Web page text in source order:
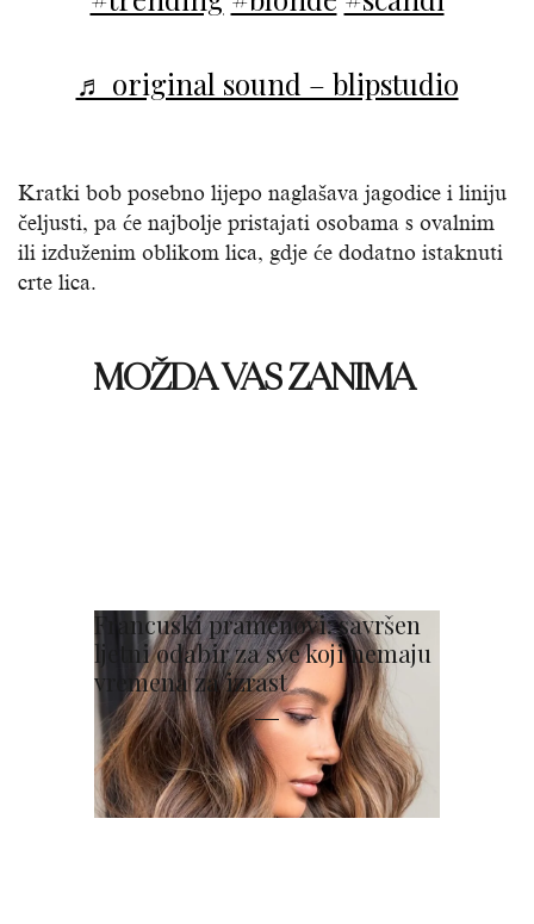
♬ original sound – blipstudio
Kratki bob posebno lijepo naglašava jagodice i liniju
čeljusti, pa će najbolje pristajati osobama s ovalnim
ili izduženim oblikom lica, gdje će dodatno istaknuti
crte lica.
MOŽDA VAS ZANIMA
Francuski pramenovi: savršen
ljetni odabir za sve koji nemaju
vremena za izrast